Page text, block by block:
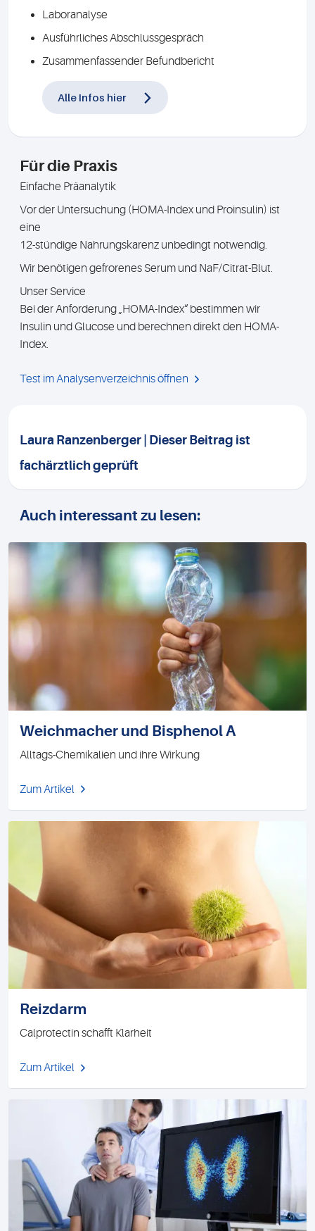
Laboranalyse
Ausführliches Abschlussgespräch
Zusammenfassender Befundbericht
Alle Infos hier
Für die Praxis
Einfache Präanalytik
Vor der Untersuchung (HOMA-Index und Proinsulin) ist
eine
12-stündige Nahrungskarenz unbedingt notwendig.
Wir benötigen gefrorenes Serum und NaF/Citrat-Blut.
Unser Service
Bei der Anforderung „HOMA-Index“ bestimmen wir
Insulin und Glucose und berechnen direkt den HOMA-
Index.
Test im Analysenverzeichnis öffnen
Laura Ranzenberger | Dieser Beitrag ist
fachärztlich geprüft
Auch interessant zu lesen:
Weichmacher und Bisphenol A
Alltags-Chemikalien und ihre Wirkung
Zum Artikel
Reizdarm
Calprotectin schafft Klarheit
Zum Artikel